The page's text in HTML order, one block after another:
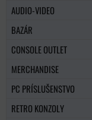
AUDIO-VIDEO
BAZÁR
CONSOLE OUTLET
MERCHANDISE
PC PRÍSLUŠENSTVO
RETRO KONZOLY